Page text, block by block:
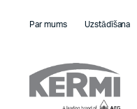
Par mums Uzstādīšana